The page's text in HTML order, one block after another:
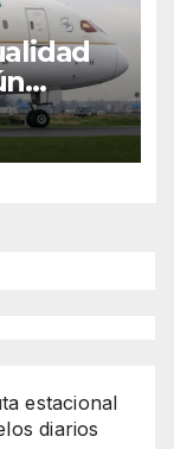
estacional
diarios